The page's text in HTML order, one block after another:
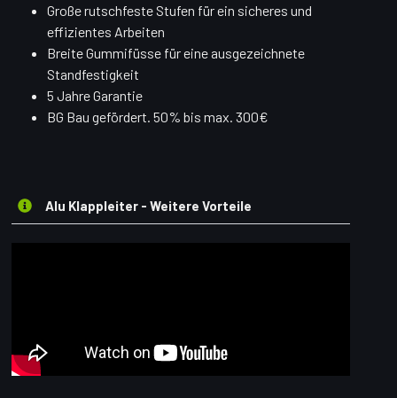
Große rutschfeste Stufen für ein sicheres und
effizientes Arbeiten
Breite Gummifüsse für eine ausgezeichnete
Standfestigkeit
5 Jahre Garantie
BG Bau gefördert. 50% bis max. 300€
Alu Klappleiter - Weitere Vorteile